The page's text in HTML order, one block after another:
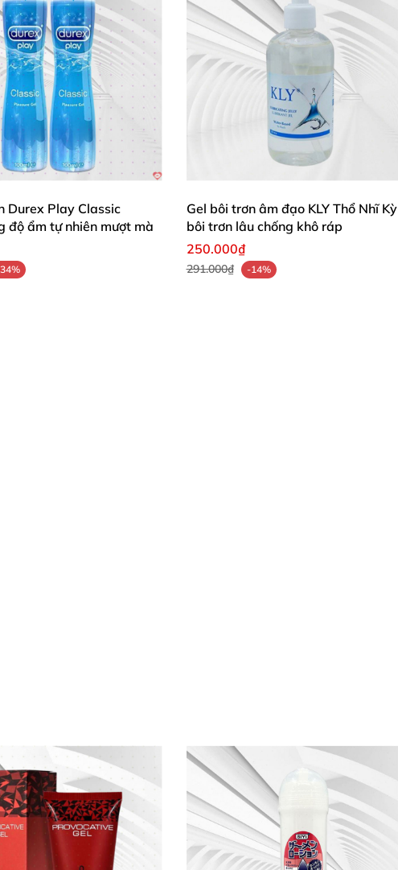
Durex Play Classic
độ ẩm tự nhiên mượt mà
Gel bôi trơn âm đạo KLY Thổ Nhĩ Kỳ
bôi trơn lâu chống khô ráp
250.000₫
291.000₫ -14%